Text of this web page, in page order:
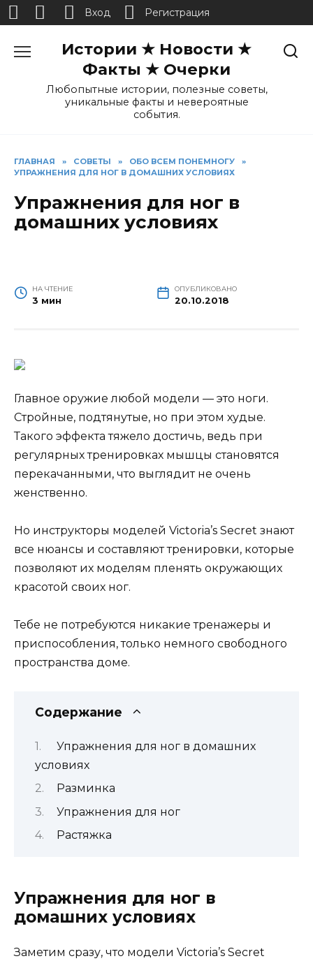
Истории ★ Новости ★
Факты ★ Очерки
Любопытные истории, полезные советы,
уникальные факты и невероятные
события.
ГЛАВНАЯ » СОВЕТЫ » ОБО ВСЕМ ПОНЕМНОГУ
»
УПРАЖНЕНИЯ ДЛЯ НОГ В ДОМАШНИХ УСЛОВИЯХ
Упражнения для ног в
домашних условиях
НА ЧТЕНИЕ
3 мин
ОПУБЛИКОВАНО
20.10.2018
Главное оружие любой модели — это ноги.
Стройные, подтянутые, но при этом худые.
Такого эффекта тяжело достичь, ведь при
регулярных тренировках мышцы становятся
перекачанными, что выглядит не очень
женственно.
Но инструкторы моделей Victoria’s Secret знают
все нюансы и составляют тренировки, которые
позволяют их моделям пленять окружающих
красотой своих ног.
Тебе не потребуются никакие тренажеры и
приспособления, только немного свободного
пространства доме.
Содержание
Упражнения для ног в домашних
условиях
Разминка
Упражнения для ног
Растяжка
Упражнения для ног в
домашних условиях
Заметим сразу, что модели Victoria’s Secret
Вход Регистрация